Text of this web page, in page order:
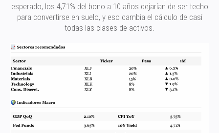
esperado, los 4,71% del bono a 10 años dejarían de ser techo
para convertirse en suelo, y eso cambia el cálculo de casi
todas las clases de activos.